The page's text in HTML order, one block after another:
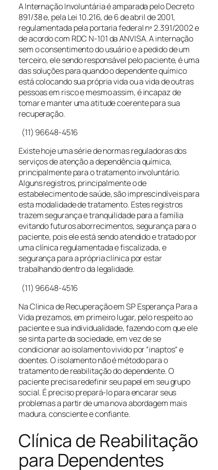
A Internação Involuntária é amparada pelo Decreto
891/38 e, pela Lei 10.216, de 6 de abril de 2001,
regulamentada pela portaria federal nº 2.391/2002 e
de acordo com RDC N-101 da ANVISA. A internação
sem o consentimento do usuário e a pedido de um
terceiro, ele sendo responsável pelo paciente, é uma
das soluções para quando o dependente químico
está colocando sua própria vida ou a vida de outras
pessoas em risco e mesmo assim, é incapaz de
tomar e manter uma atitude coerente para sua
recuperação.
(11) 96648-4516
Existe hoje uma série de normas reguladoras dos
serviços de atenção a dependência química,
principalmente para o tratamento involuntário.
Alguns registros, principalmente o de
estabelecimento de saúde, são imprescindíveis para
esta modalidade de tratamento. Estes registros
trazem segurança e tranquilidade para a família
evitando futuros aborrecimentos, segurança para o
paciente, pois ele está sendo atendido e tratado por
uma clínica regulamentada e fiscalizada, e
segurança para a própria clínica por estar
trabalhando dentro da legalidade.
(11) 96648-4516
Na Clinica de Recuperação em SP Esperança Para a
Vida prezamos, em primeiro lugar, pelo respeito ao
paciente e sua individualidade, fazendo com que ele
se sinta parte da sociedade, em vez de se
condicionar ao isolamento vivido por “inaptos” e
doentes. O isolamento não é método para o
tratamento de reabilitação do dependente. O
paciente precisa redefinir seu papel em seu grupo
social. É preciso prepará-lo para encarar seus
problemas a partir de uma nova abordagem mais
madura, consciente e confiante.
Clínica de Reabilitação
para Dependentes